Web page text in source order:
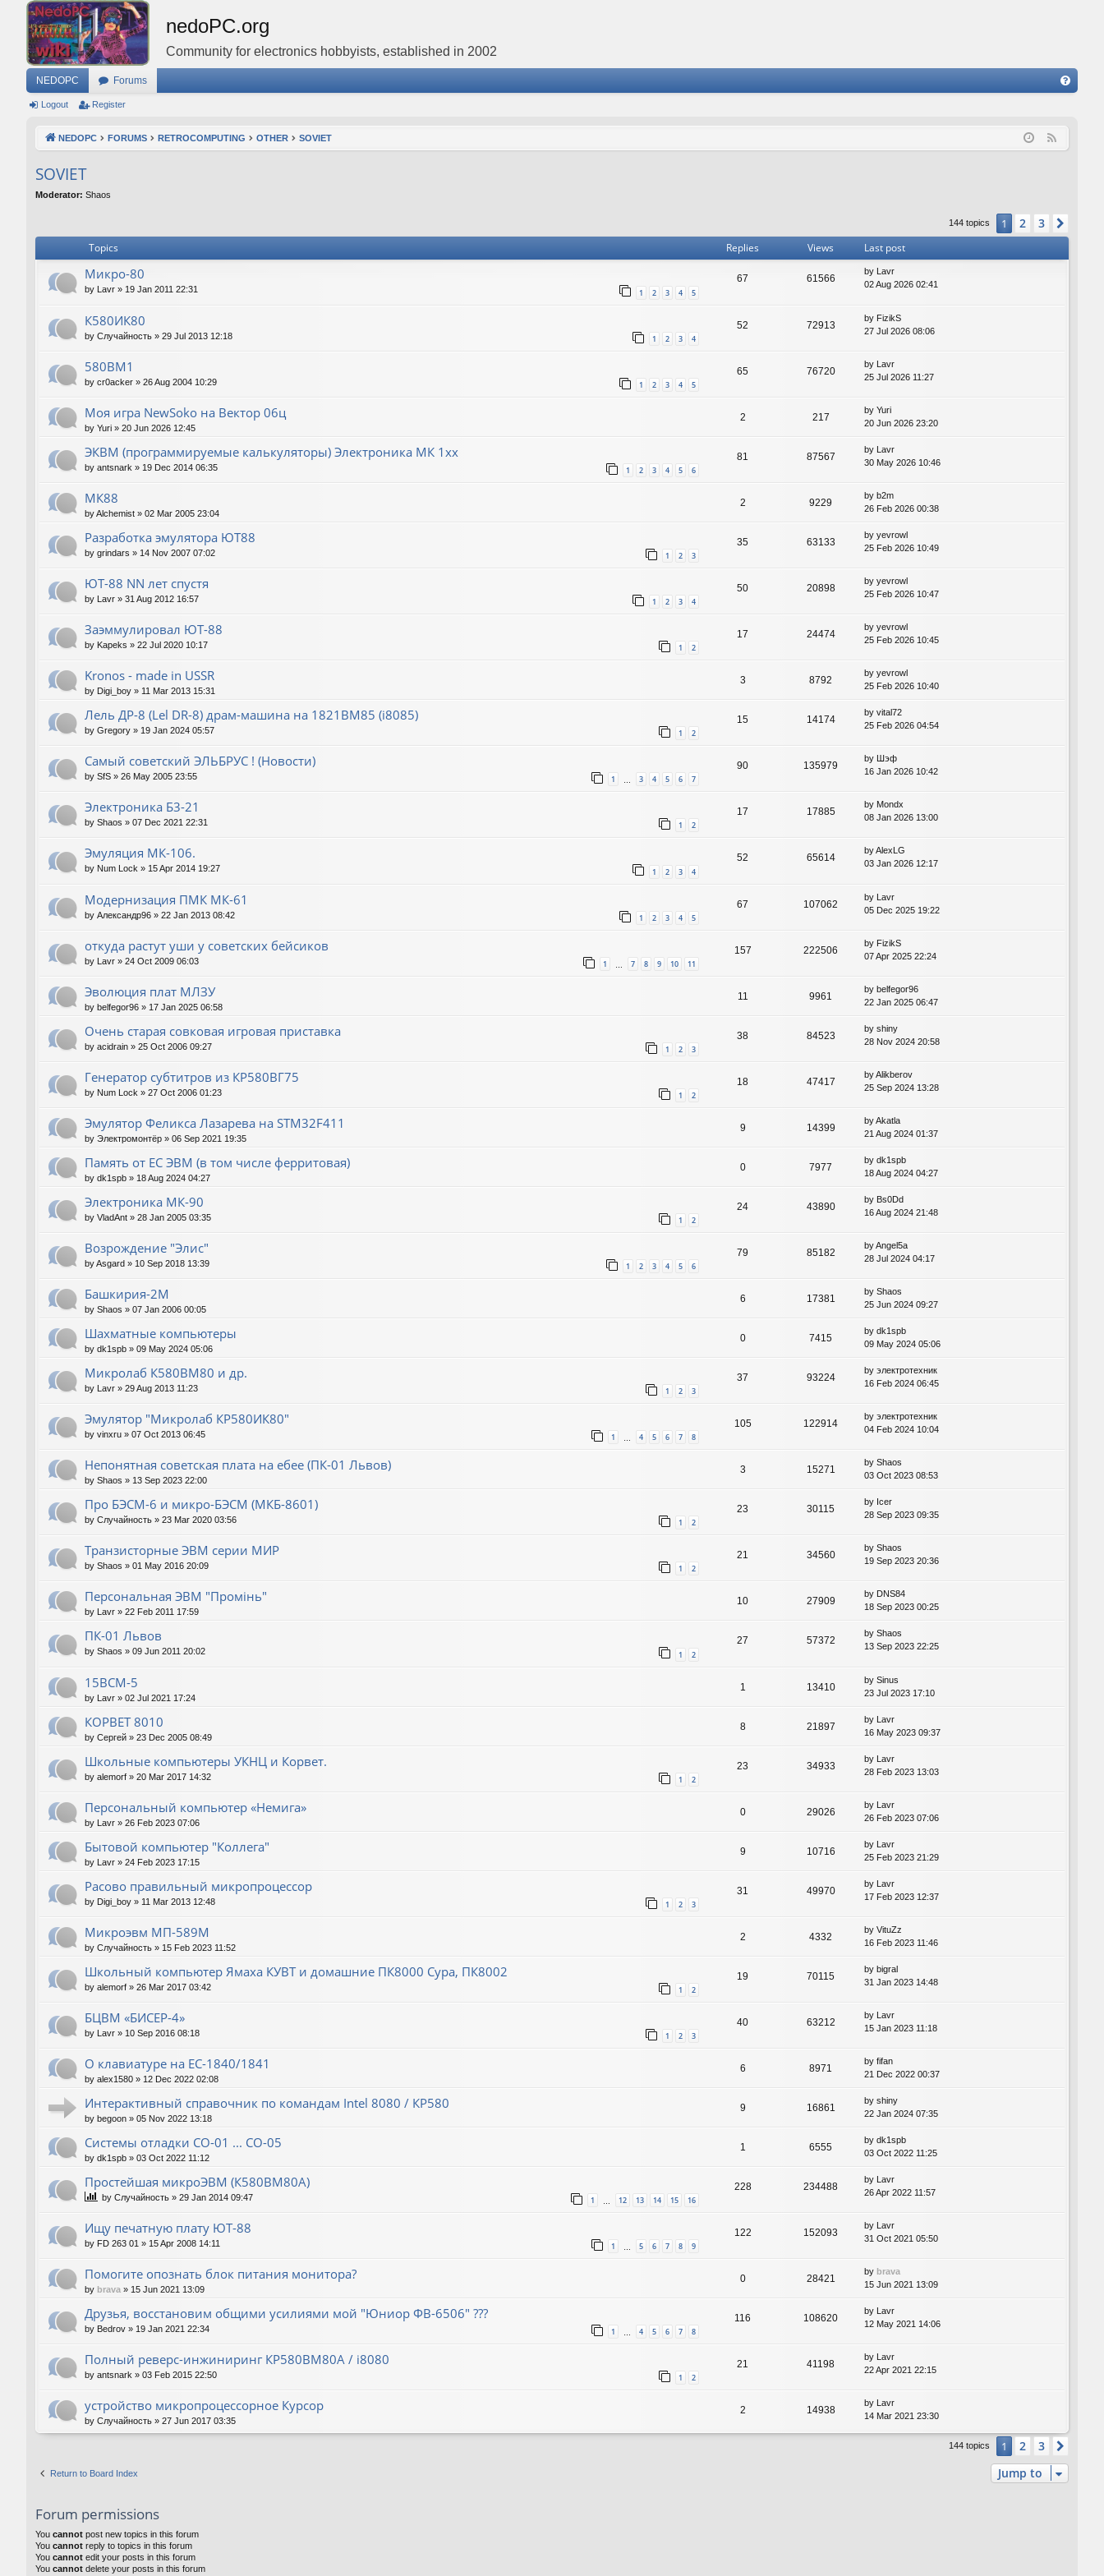
nedoPC.org
Community for electronics hobbyists, established in 2002
NEDOPC Forums
Q
Logout Register
NEDOPC FORUMS RETROCOMPUTING OTHER SOVIET
SOVIET
Moderator: Shaos
144 topics 1 2 3
Topics Replies Views Last post
Микро-80
by Lavr » 19 Jan 2011 22:31 1 2 3 4 5
67 61566
by Lavr
02 Aug 2026 02:41
К580ИК80
by Случайность » 29 Jul 2013 12:18 1 2 3 4
52 72913
by FizikS
27 Jul 2026 08:06
580ВМ1
by cr0acker » 26 Aug 2004 10:29 1 2 3 4 5
65 76720
by Lavr
25 Jul 2026 11:27
Моя игра NewSoko на Вектор 06ц
by Yuri » 20 Jun 2026 12:45
2 217
by Yuri
20 Jun 2026 23:20
ЭКВМ (программируемые калькуляторы) Электроника МК 1хх
by antsnark » 19 Dec 2014 06:35 1 2 3 4 5 6
81 87567
by Lavr
30 May 2026 10:46
МК88
byAlchemist » 02 Mar 2005 23:04
2 9229
by b2m
26 Feb 2026 00:38
Разработка эмулятора ЮТ88
by grindars » 14 Nov 2007 07:02 1 2 3
35 63133
by yevrowl
25 Feb 2026 10:49
ЮТ-88 NN лет спустя
by Lavr » 31 Aug 2012 16:57 1 2 3 4
50 20898
by yevrowl
25 Feb 2026 10:47
Заэммулировал ЮТ-88
by Kapeks » 22 Jul 2020 10:17 1 2
17 24474
by yevrowl
25 Feb 2026 10:45
Kronos - made in USSR
by Digi_boy » 11 Mar 2013 15:31
3 8792
by yevrowl
25 Feb 2026 10:40
Лель ДР-8 (Lel DR-8) драм-машина на 1821ВМ85 (i8085)
by Gregory » 19 Jan 2024 05:57 1 2
15 14174
by vital72
25 Feb 2026 04:54
Самый советский ЭЛЬБРУС ! (Новости)
by SfS » 26 May 2005 23:55 1 … 3 4 5 6 7
90 135979
by
Шэф
16 Jan 2026 10:42
Электроника Б3-21
by Shaos » 07 Dec 2021 22:31 1 2
17 17885
by Mondx
08 Jan 2026 13:00
Эмуляция МК-106.
by Num Lock » 15 Apr 2014 19:27 1 2 3 4
52 65614
byAlexLG
03 Jan 2026 12:17
Модернизация ПМК МК-61
by Александр96 » 22 Jan 2013 08:42 1 2 3 4 5
67 107062
by Lavr
05 Dec 2025 19:22
откуда растут уши у советских бейсиков
by Lavr » 24 Oct 2009 06:03 1 7 8 9 10 11
157 222506
by FizikS
07 Apr 2025 22:24
Эволюция плат МЛЗУ
by belfegor96 » 17 Jan 2025 06:58
11 9961
by belfegor96
22 Jan 2025 06:47
Очень старая совковая игровая приставка
by acidrain » 25 Oct 2006 09:27 1 2 3
38 84523
by shiny
28 Nov 2024 20:58
Генератор субтитров из КР580ВГ75
by Num Lock » 27 Oct 2006 01:23 1 2
18 47417
byAlikberov
25 Sep 2024 13:28
Эмулятор Феликса Лазарева на STM32F411
by Электромонтёр » 06 Sep 2021 19:35
9 14399
byAkatla
21 Aug 2024 01:37
Память от ЕС ЭВМ (в том числе ферритовая)
by dk1spb » 18 Aug 2024 04:27
0 7977
by dk1spb
18 Aug 2024 04:27
Электроника МК-90
by VladAnt » 28 Jan 2005 03:35 1 2
24 43890
by Bs0Dd
16 Aug 2024 21:48
Возрождение "Элис"
byAsgard » 10 Sep 2018 13:39 1 2 3 4 5 6
79 85182
byAngel5a
28 Jul 2024 04:17
Башкирия-2М
by Shaos » 07 Jan 2006 00:05
6 17381
by Shaos
25 Jun 2024 09:27
Шахматные компьютеры
by dk1spb » 09 May 2024 05:06
0 7415
by dk1spb
09 May 2024 05:06
Микролаб К580ВМ80 и др.
by Lavr » 29 Aug 2013 11:23 1 2 3
37 93224
by электротехник
16 Feb 2024 06:45
Эмулятор "Микролаб КР580ИК80"
by vinxru » 07 Oct 2013 06:45 1 … 4 5 6 7 8
105 122914
by электротехник
04 Feb 2024 10:04
Непонятная советская плата на ебее (ПК-01 Львов)
by Shaos » 13 Sep 2023 22:00
3 15271
by Shaos
03 Oct 2023 08:53
Про БЭСМ-6 и микро-БЭСМ (МКБ-8601)
by Случайность » 23 Mar 2020 03:56 1 2
23 30115
by Icer
28 Sep 2023 09:35
Транзисторные ЭВМ серии МИР
by Shaos » 01 May 2016 20:09 1 2
21 34560
by Shaos
19 Sep 2023 20:36
Персональная ЭВМ "Промiнь"
by Lavr » 22 Feb 2011 17:59
10 27909
by DNS84
18 Sep 2023 00:25
ПК-01 Львов
by Shaos » 09 Jun 2011 20:02 1 2
27 57372
by Shaos
13 Sep 2023 22:25
15ВСМ-5
by Lavr » 02 Jul 2021 17:24
1 13410
by Sinus
23 Jul 2023 17:10
КОРВЕТ 8010
by Сергей » 23 Dec 2005 08:49
8 21897
by Lavr
16 May 2023 09:37
Школьные компьютеры УКНЦ и Корвет.
by alemorf » 20 Mar 2017 14:32 1 2
23 34933
by Lavr
28 Feb 2023 13:03
Персональный компьютер «Немига»
by Lavr » 26 Feb 2023 07:06
0 29026
by Lavr
26 Feb 2023 07:06
Бытовой компьютер "Коллега"
by Lavr » 24 Feb 2023 17:15
9 10716
by Lavr
25 Feb 2023 21:29
Расово правильный микропроцессор
by Digi_boy » 11 Mar 2013 12:48 1 2 3
31 49970
by Lavr
17 Feb 2023 12:37
Микроэвм МП-589М
by Случайность » 15 Feb 2023 11:52
2 4332
by VituZz
16 Feb 2023 11:46
Школьный компьютер Ямаха КУВТ и домашние ПК8000 Сура, ПК8002
by alemorf » 26 Mar 2017 03:42 1 2
19 70115
by bigral
31 Jan 2023 14:48
БЦВМ «БИСЕР-4»
by Lavr » 10 Sep 2016 08:18 1 2 3
40 63212
by Lavr
15 Jan 2023 11:18
О клавиатуре на ЕС-1840/1841
by alex1580 » 12 Dec 2022 02:08
6 8971
by fifan
21 Dec 2022 00:37
Интерактивный справочник по командам Intel 8080 / КР580
by begoon » 05 Nov 2022 13:18
9 16861
by shiny
22 Jan 2024 07:35
Системы отладки СО-01 ... СО-05
by dk1spb » 03 Oct 2022 11:12
1 6555
by dk1spb
03 Oct 2022 11:25
Простейшая микроЭВМ (К580ВМ80А)
by Случайность » 29 Jan 2014 09:47 1 … 12 13 14 15 16
228 234488
by Lavr
26 Apr 2022 11:57
Ищу печатную плату ЮТ-88
by FD 263 01 » 15 Apr 2008 14:11 1 … 5 6 7 8 9
122 152093
by Lavr
31 Oct 2021 05:50
Помогите опознать блок питания монитора?
by brava » 15 Jun 2021 13:09
0 28421
by brava
15 Jun 2021 13:09
Друзья, восстановим общими усилиями мой "Юниор ФВ-6506" ???
by Bedrov » 19 Jan 2021 22:34 1 … 4 5 6 7 8
116 108620
by Lavr
12 May 2021 14:06
Полный реверс-инжиниринг КР580ВМ80А / i8080
by antsnark » 03 Feb 2015 22:50 1 2
21 41198
by
Lavr
22 Apr 2021 22:15
устройство микропроцессорное Курсор
by Случайность » 27 Jun 2017 03:35
2 14938
by
Lavr
14 Mar 2021 23:30
144 topics 1 2 3
Return to Board Index Jump to
Forum permissions
You cannot post new topics in this forum
You cannot reply to topics in this forum
You cannot edit your posts in this forum
You cannot delete your posts in this forum